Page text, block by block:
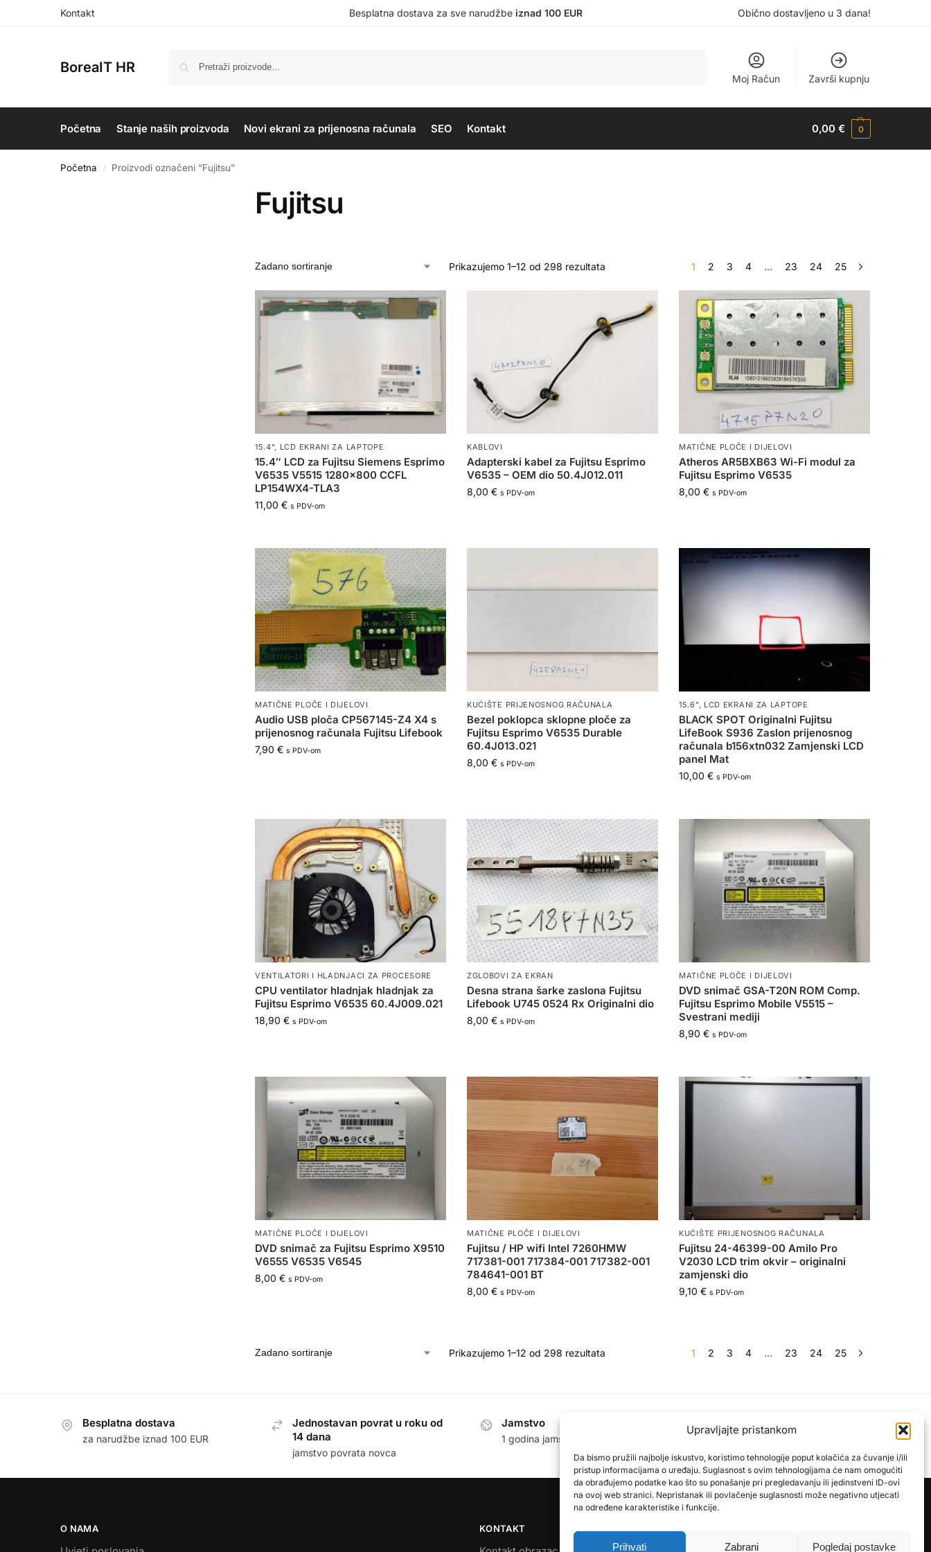
Upravljajte pristankom
Da bismo pružili najbolje iskustvo, koristimo tehnologije poput kolačića za čuvanje i/ili
pristup informacijama o uređaju. Suglasnost s ovim tehnologijama će nam omogućiti
da obrađujemo podatke kao što su ponašanje pri pregledavanju ili jedinstveni ID-ovi
na ovoj web stranici. Nepristanak ili povlačenje suglasnosti može negativno utjecati
na određene karakteristike i funkcije.
Prihvati Zabrani Pogledaj postavke
Kontakt Besplatna dostava za sve narudžbe iznad 100 EUR Obično dostavljeno u 3 dana!
BoreaIT HR
Moj Račun Završi kupnju
Početna Stanje naših proizvoda Novi ekrani za prijenosna računala SEO Kontakt 0,00€ 0
Početna / Proizvodi označeni “Fujitsu”
Fujitsu
Prikazujemo 1–12 od 298 rezultata 1 2 3 4 … 23 24 25
15.4", LCD EKRANI ZA LAPTOPE
15.4″ LCD za Fujitsu Siemens Esprimo
V6535 V5515 1280×800 CCFL
LP154WX4-TLA3
11,00 € s PDV-om
KABLOVI
Adapterski kabel za Fujitsu Esprimo
V6535 – OEM dio 50.4J012.011
8,00 € s PDV-om
MATIČNE PLOČE I DIJELOVI
Atheros AR5BXB63 Wi-Fi modul za
Fujitsu Esprimo V6535
8,00€ s PDV-om
MATIČNE PLOČE I DIJELOVI
Audio USB ploča CP567145-Z4 X4 s
prijenosnog računala Fujitsu Lifebook
7,90 € s PDV-om
KUĆIŠTE PRIJENOSNOG RAČUNALA
Bezel poklopca sklopne ploče za
Fujitsu Esprimo V6535 Durable
60.4J013.021
8,00 € s PDV-om
15.6", LCD EKRANI ZA LAPTOPE
BLACK SPOT Originalni Fujitsu
LifeBook S936 Zaslon prijenosnog
računala b156xtn032 Zamjenski LCD
panel Mat
10,00€ s PDV-om
VENTILATORI I HLADNJACI ZA PROCESORE
CPU ventilator hladnjak hladnjak za
Fujitsu Esprimo V6535 60.4J009.021
18,90 € s PDV-om
ZGLOBOVI ZA EKRAN
Desna strana šarke zaslona Fujitsu
Lifebook U745 0524 Rx Originalni dio
8,00 € s PDV-om
MATIČNE PLOČE I DIJELOVI
DVD snimač GSA-T20N ROM Comp.
Fujitsu Esprimo Mobile V5515 –
Svestrani mediji
8,90€ s PDV-om
MATIČNE PLOČE I DIJELOVI
DVD snimač za Fujitsu Esprimo X9510
V6555 V6535 V6545
8,00 € s PDV-om
MATIČNE PLOČE I DIJELOVI
Fujitsu / HP wifi Intel 7260HMW
717381-001 717384-001 717382-001
784641-001 BT
8,00 € s PDV-om
KUĆIŠTE PRIJENOSNOG RAČUNALA
Fujitsu 24-46399-00 Amilo Pro
V2030 LCD trim okvir – originalni
zamjenski dio
9,10€ s PDV-om
Prikazujemo 1–12 od 298 rezultata 1 2 3 4 … 23 24 25
Besplatna dostava
za narudžbe iznad 100 EUR
Jednostavan povrat u roku od
14 dana
jamstvo povrata novca
Jamstvo
1 godina jamstva na sve proizvode
Sigurna kupnja zajamčena
PayPal / MasterCard / Visa
O NAMA KONTAKT